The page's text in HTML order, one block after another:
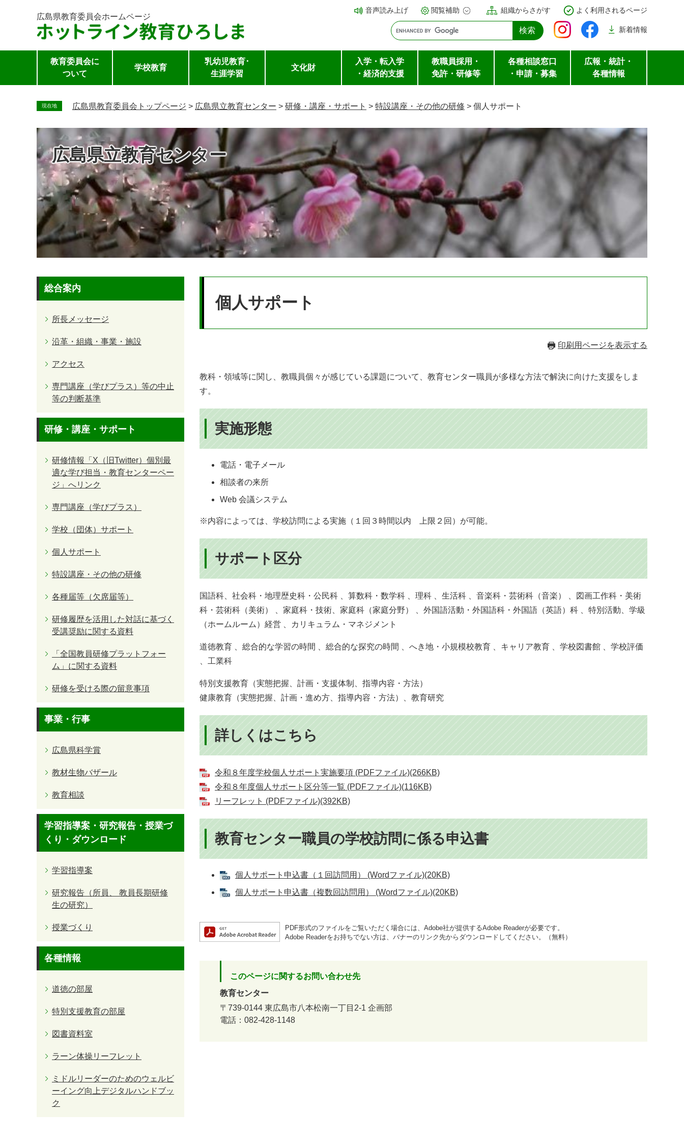
ー
し
広島県教育委員会ホームページ
音声読み上げ 閲覧補助 組織からさがす よく利用されるページ
新着情報
教育委員会に
ついて
学校教育
乳幼児教育･
生涯学習
文化財
入学・転入学
・経済的支援
教職員採用・
免許・研修等
各種相談窓口
・申請・募集
広報・統計・
各種情報
現在地 広島県教育委員会トップページ > 広島県立教育センター > 研修・講座・サポート > 特設講座・その他の研修 > 個人サポート
広島県立教育センター
個人サポート
印刷用ページを表示する
教科・領域等に関し、教職員個々が感じている課題について、教育センター職員が多様な方法で解決に向けた支援をしま
す。
​実施形態
電話・電子メール
相談者の来所
Web 会議システム
※内容によっては、学校訪問による実施（１回３時間以内 上限２回）が可能。
サポート区分
国語科、社会科・地理歴史科・公民科 、算数科・数学科 、理科 、生活科 、音楽科・芸術科（音楽） 、図画工作科・美術
科・芸術科（美術） 、家庭科・技術、家庭科（家庭分野） 、外国語活動・外国語科・外国語（英語）科 、特別活動、学級
（ホームルーム）経営 、カリキュラム・マネジメント
道徳教育 、総合的な学習の時間 、総合的な探究の時間 、へき地・小規模校教育 、キャリア教育 、学校図書館 、学校評価
、工業科
特別支援教育（実態把握、計画・支援体制、指導内容・方法）
健康教育（実態把握、計画・進め方、指導内容・方法）、教育研究
詳しくはこちら
令和８年度学校個人サポート実施要項 (PDFファイル)(266KB)
令和８年度個人サポート区分等一覧 (PDFファイル)(116KB)
リーフレット (PDFファイル)(392KB)
教育センター職員の学校訪問に係る申込書
個人サポート申込書（１回訪問用） (Wordファイル)(20KB)
個人サポート申込書（複数回訪問用） (Wordファイル)(20KB)
PDF形式のファイルをご覧いただく場合には、Adobe社が提供するAdobe Readerが必要です。
Adobe Readerをお持ちでない方は、バナーのリンク先からダウンロードしてください。（無料）
このページに関するお問い合わせ先
教育センター
〒739-0144 東広島市八本松南一丁目2-1 企画部
電話：082-428-1148
総合案内
所長メッセージ
沿革・組織・事業・施設
アクセス
専門講座（学びプラス）等の中止
等の判断基準
研修・講座・サポート
研修情報「X（旧Twitter）個別最
適な学び担当・教育センターペー
ジ」へリンク
専門講座（学びプラス）
学校（団体）サポート
個人サポート
特設講座・その他の研修
各種届等（欠席届等）
研修履歴を活用した対話に基づく
受講奨励に関する資料
「全国教員研修プラットフォー
ム」に関する資料
研修を受ける際の留意事項
事業・行事
広島県科学賞
教材生物バザール
教育相談
学習指導案・研究報告・授業づ
くり・ダウンロード
学習指導案
研究報告（所員、 教員長期研修
生の研究）
授業づくり
各種情報
道徳の部屋
特別支援教育の部屋
図書資料室
ラーン体操リーフレット
ミドルリーダーのためのウェルビ
ーイング向上デジタルハンドブッ
ク